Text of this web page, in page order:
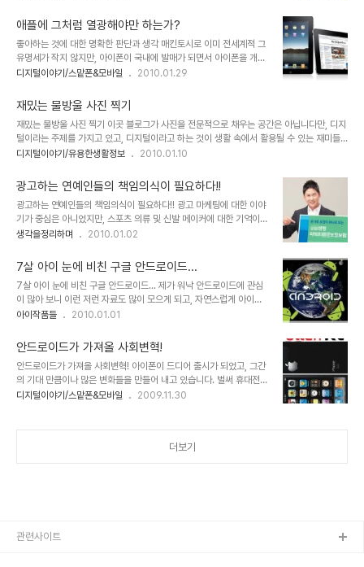
껴지는 것 역시 사실입니다. ..
게 되고 싶다는 생각도 컸던 것 같습니다. 그러나 또 한편으론 부족하
지만, 일반적 수준 보다는 디지털 적인 면이 없지도 않다는 것에 스스
로 만족하고, 그렇게 생각하기 때문이기도 합니다. 그리고 궁극적으로
는 디지털을 근간으로 하는 공유와 나눔에 대한 생각을 전파하고자 하
는 의미가 그 모든 바탕에 있기도 합니다. 본 포스트는 그 디지털리스
디지털을 바라보는 저의 관점을..
애플에 그처럼 열광해야만 하는가?
좋아하는 것에 대한 명확한 판단과 생각 매킨토시로 이미 전세계적 그
유명세가 작지 않지만, 아이폰이 국내에 발매가 되면서 아이폰을 개발
하여 판매하는 기업 애플에 대한 관심 또한 더욱 높아졌습니다. 더우기
그 관심은 더욱 확대될 것은 예정된 사실이기도 합니다. ▲ 2010년 1
월 28일 공개된 애플의 타블렛 iPad 하지만, 좋다라고 하는 관심에
있어서 스스로 생각하고 여과된 판단이 아니라 분위기에 휩싸여 무조
건적으로 받아들이고 있는 것은 아닌가 하는 생각이 들기도 합니다. 이
에 대하여 언젠가 모튜님께서 쓰셨던 아이폰에 대한 포스트에서나 꼬
을 쓰고자 했었데, 마침 글을 ..
디지털이야기/스맡폰&모바일 2010.01.29
재밌는 물방울 사진 찍기
재밌는 물방울 사진 찍기 이곳 블로그가 사진을 전문적으로 채우는 공간은 아닙니다만, 디지
털이라는 주제를 가지고 있고, 디지털이라고 하는 것이 생활 속에서 활용될 수 있는 재미들
을 공유하고자 하는 마음이기에 본 내용을 게재합니다. 디지털에 대한 내용들을 최근 몇차례
생활을 변화시키고 있는 것만은 분명한 사실입니다. 하지만, 그 변화의 속성 중에 디지털이
부여하고 있는 핵심은 능동적이어야 한다는 점입니다. 소수가 다수에게 피동적으로 부여 받
는 것이 아니라 내가 참여하고, 내가 하고자 하는 바를 생각을 펼치고 함께하고자 하는 것!!
▲ 멋진 물방울 사진 1 언젠가 물방울 사진들을 보았을 때... 와~ 이런 건 도대체 어떻..
디지털이야기/유용한생활정보 2010.01.10
광고하는 연예인들의 책임의식이 필요하다!!
광고하는 연예인들의 책임의식이 필요하다!! 광고 마케팅에 대한 이야
기가 중심은 아니었지만, 스포츠 의류 및 신발 메이커에 대한 기억이라
는 내용의 포스팅을 하면서 바람직한 광고 마케팅의 한가지 형태를 말
된 연예인들의 광고에 대한 사항입니다. 전 솔직히 말해서 일부 연예인
들의 너무도 많은 수입에 대하여 그리 긍정적으로 생각하지 않습니다.
물론 그들이 말하는 것 처럼 자신의 사생활을 잃어버리고 그 나름대로
의 고충을 상쇄하는 의미로써의 반대급부라는 주장에 대해서는 일부
생각해 볼 여지가 있다고는 생각합니다. 그러나, 그것이 어디에서 부터
각부터가 잘못된 출발이 아닌가 생각되..
생각을정리하며 2010.01.02
7살 아이 눈에 비친 구글 안드로이드...
7살 아이 눈에 비친 구글 안드로이드... 제가 워낙 안드로이드에 관심
이 많아 보니 이런 저런 자료도 많이 모으게 되고, 자연스럽게 아이도
안드로이드 마스코트며, 제 나름대로 관심이 가는 그림들을 보게 되는
라고 합니다. 그림을 좀 그리겠다고... 그래서 아이에게 노트북을 켜서
건내주었고, 저는 잠시 낮잠을 잤습니다. 그러고 일어났는데, 아이는
제 방에 들어가 놀고 있는 건지... 덩그러니 노트북 화면보호기 화면만
깜빡이고 있더군요. 그래서 우선 몸을 추스리기 위해 화장실을 좀 다녀
와서.. ^^ 노트북에 화면을 열어 놓고 보니... 두개의 창이 열려 있었는
아이작품들 2010.01.01
안드로이드가 가져올 사회변혁!
안드로이드가 가져올 사회변혁! 아이폰이 드디어 출시가 되었고, 그간
의 기대 만큼이나 많은 변화들을 만들어 내고 있습니다. 벌써 휴대전화
통신요금의 인하가 거론되거나 발표되고 있고, 이동통신사 별로 데이
시 가능성들을 시사하고 있기도 합니다만, 그것이 결코 쉽지는 않을 것
디지털이야기/스맡폰&모바일 2009.11.30
더보기
관련사이트